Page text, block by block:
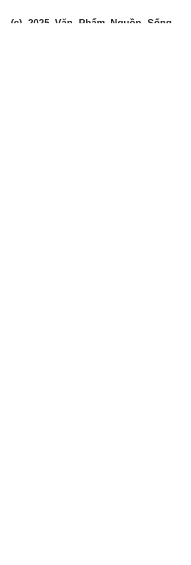
(c) 2025 Văn Phẩm Nguồn Sống -